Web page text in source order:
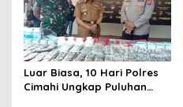
Luar Biasa, 10 Hari Polres
Cimahi Ungkap Puluhan